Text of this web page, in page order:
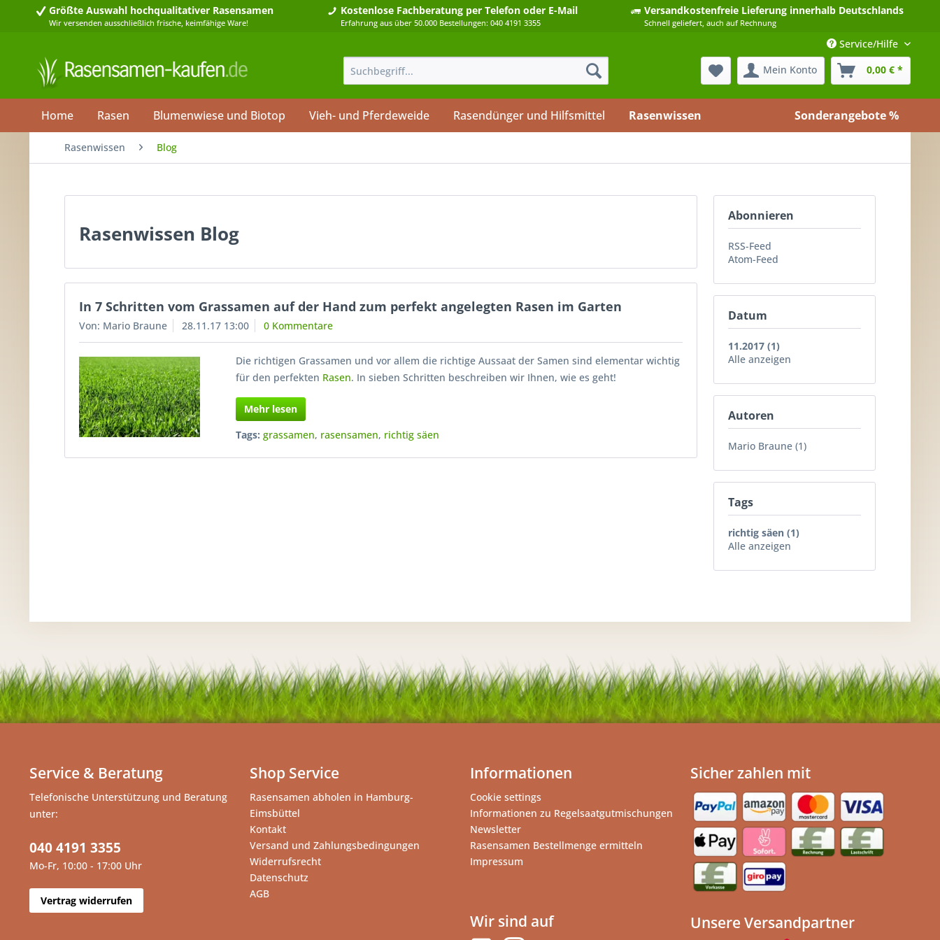
Größte Auswahl hochqualitativer Rasensamen
Wir versenden ausschließlich frische, keimfähige Ware!
Kostenlose Fachberatung per Telefon oder E-Mail
Erfahrung aus über 50.000 Bestellungen: 040 4191 3355
Versandkostenfreie Lieferung innerhalb Deutschlands
Schnell geliefert, auch auf Rechnung
Service/Hilfe
Mein Konto
0,00 € *
Home Rasen Blumenwiese und Biotop Vieh- und Pferdeweide Rasendünger und Hilfsmittel Sonderangebote %
Rasenwissen
Rasenwissen Blog
Abonnieren
RSS-Feed
Atom-Feed
Datum
11.2017 (1)
Alle anzeigen
Autoren
Mario Braune (1)
Tags
richtig säen (1)
Alle anzeigen
Rasenwissen Blog
In 7 Schritten vom Grassamen auf der Hand zum perfekt angelegten Rasen im Garten
Von: Mario Braune 28.11.17 13:00 0 Kommentare
Die richtigen Grassamen und vor allem die richtige Aussaat der Samen sind elementar wichtig
für den perfekten Rasen. In sieben Schritten beschreiben wir Ihnen, wie es geht!
Mehr lesen
Tags: grassamen, rasensamen, richtig säen
Service & Beratung
Telefonische Unterstützung und Beratung
unter:
040 4191 3355
Mo-Fr, 10:00 - 17:00 Uhr
Vertrag widerrufen
Shop Service
Rasensamen abholen in Hamburg-
Eimsbüttel
Kontakt
Versand und Zahlungsbedingungen
Widerrufsrecht
Datenschutz
AGB
Informationen
Cookie settings
Informationen zu Regelsaatgutmischungen
Newsletter
Rasensamen Bestellmenge ermitteln
Impressum
Wir sind auf
Sicher zahlen mit
Unsere Versandpartner